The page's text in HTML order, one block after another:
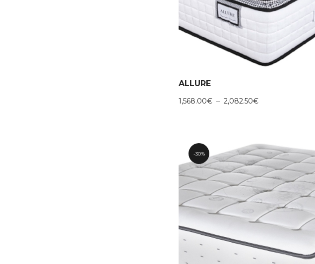
ALLURE
1,568.00€ – 2,082.50€Plage
2,082.50€
30%